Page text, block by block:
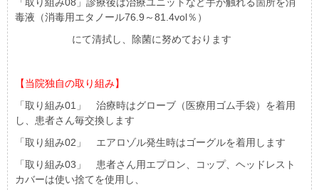
「取り組み08 」診療後は治療ユニットなど手が触れる箇所を消
毒液（消毒用エタノール76.9 ～81.4vol％）
にて清拭し、除菌に努めております
【当院独自の取り組み】
「取り組み01」 治療時はグローブ（医療用ゴム手袋）を着用
し、患者さん毎交換します
「取り組み02」 エアロゾル発生時はゴーグルを着用します
「取り組み03」 患者さん用エプロン、コップ、ヘッドレスト
カバーは使い捨てを使用し、